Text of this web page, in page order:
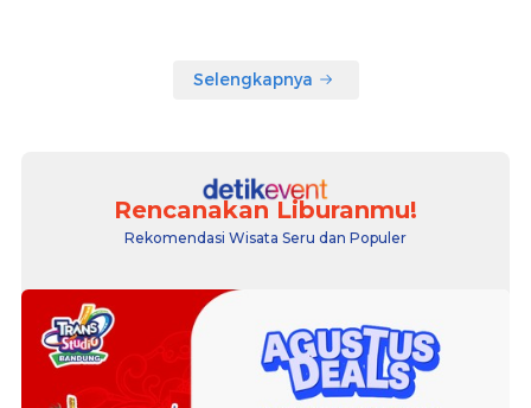
Selengkapnya
Rencanakan Liburanmu!
Rekomendasi Wisata Seru dan Populer